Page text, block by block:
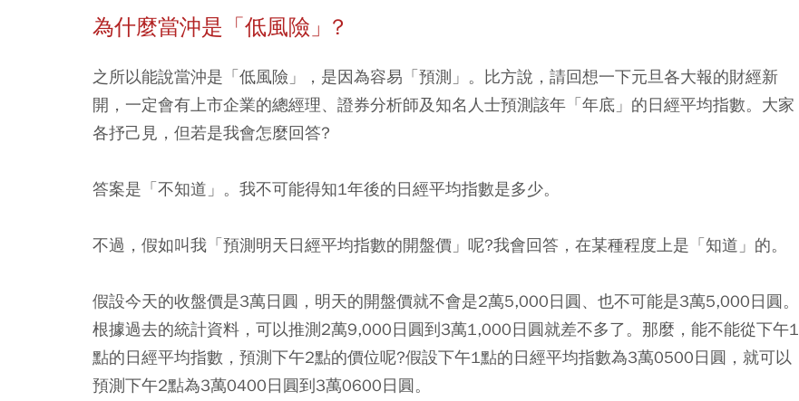
為什麼當沖是「低風險」 ?
之所以能說當沖是「低風險」，是因為容易「預測」。比方說，請回想一下元旦各大報的財經新
開，一定會有上市企業的總經理、證券分析師及知名人士預測該年「年底」的日經平均指數。大家
各抒己見，但若是我會怎麼回答?
答案是「不知道」。我不可能得知1年後的日經平均指數是多少。
不過，假如叫我「預測明天日經平均指數的開盤價」呢?我會回答，在某種程度上是「知道」的。
假設今天的收盤價是3萬日圓，明天的開盤價就不會是2萬5,000日圓、也不可能是3萬5,000日圓。
根據過去的統計資料，可以推測2萬9,000日圓到3萬1,000日圓就差不多了。那麼，能不能從下午1
點的日經平均指數，預測下午2點的價位呢?假設下午1點的日經平均指數為3萬0500日圓，就可以
預測下午2點為3萬0400日圓到3萬0600日圓。